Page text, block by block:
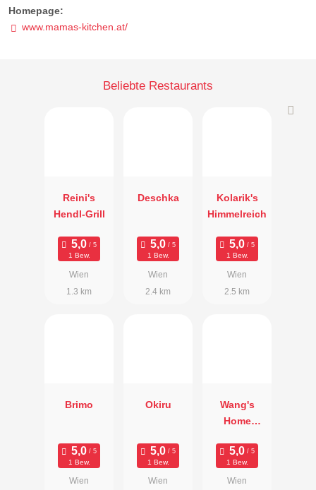
Homepage:
www.mamas-kitchen.at/
Beliebte Restaurants
Reini's
Hendl-Grill
1 Bew.
Wien
1.3 km
Deschka
1 Bew.
Wien
2.4 km
Kolarik's
Himmelreich
1 Bew.
Wien
2.5 km
Brimo
1 Bew.
Wien
Okiru
1 Bew.
Wien
Wang's
Home
1 Bew.
Wien